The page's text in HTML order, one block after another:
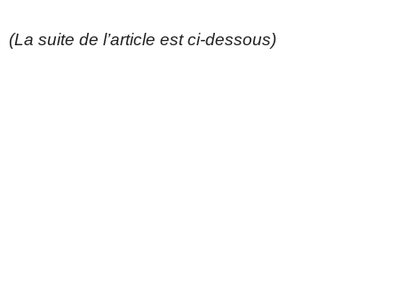
(La suite de l’article est ci-dessous)